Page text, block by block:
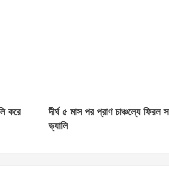
করে
দীর্ঘ ৫ মাস পর প্রাণ চাঞ্চল্যে ফিরল
ভ্যালি